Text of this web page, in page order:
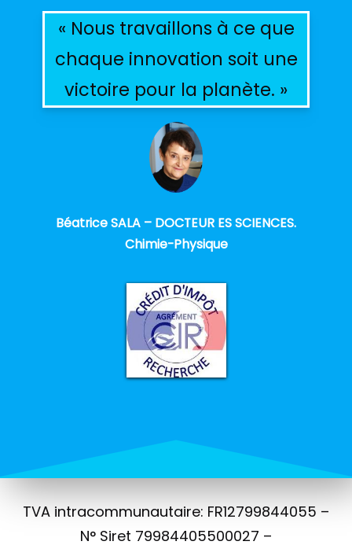
« Nous travaillons à ce que
chaque innovation soit une
victoire pour la planète. »
Béatrice SALA – DOCTEUR ES SCIENCES.
Chimie-Physique
TVA intracommunautaire: FR12799844055 –
N° Siret 79984405500027 –